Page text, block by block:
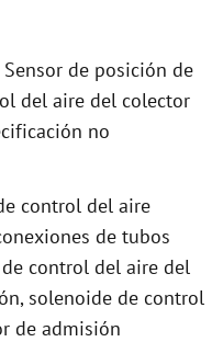
Sensor de posición de
del aire del colector
no
control del aire
de tubos
control del aire del
solenoide de control
de admisión